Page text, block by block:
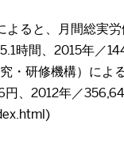
ると、月間総実
時間、2015
・研修機構）に
、2012年／